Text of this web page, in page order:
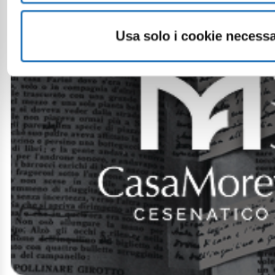
Usa solo i cookie